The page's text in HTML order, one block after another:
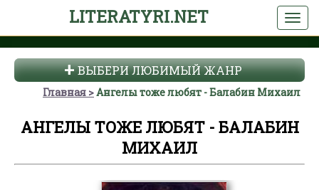
LITERATYRI.NET
ВЫБЕРИ ЛЮБИМЫЙ ЖАНР
Главная Ангелы тоже любят - Балабин Михаил
АНГЕЛЫ ТОЖЕ ЛЮБЯТ - БАЛАБИН
МИХАИЛ